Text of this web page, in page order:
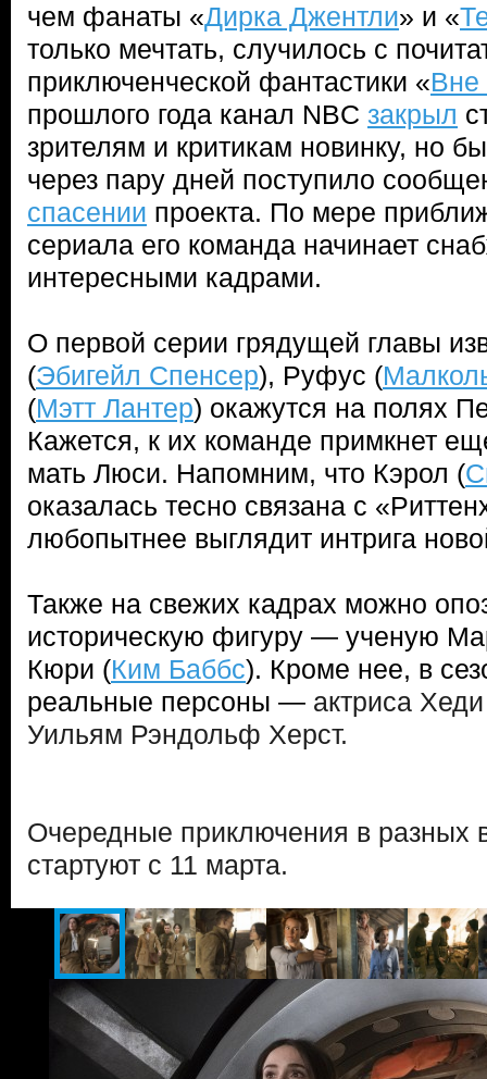
чем фанаты «Дирка Джентли» и «
только мечтать, случилось с
приключенческой фантастики «Вне
прошлого года канал NBC закрыл
зрителям и критикам новинку, но
через пару дней поступило
спасении проекта. По мере
сериала его команда начинает
интересными кадрами.
О первой серии грядущей главы
(Эбигейл Спенсер), Руфус (
(Мэтт Лантер) окажутся на полях
Кажется, к их команде примкнет
мать Люси. Напомним, что Кэрол (
оказалась тесно связана с
любопытнее выглядит интрига
Также на свежих кадрах можно
историческую фигуру — ученую
Кюри (Ким Баббс). Кроме нее, в
реальные персоны — актриса
Уильям Рэндольф Херст.
Очередные приключения в разных
стартуют с 11 марта.